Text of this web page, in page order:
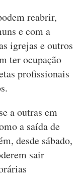
reabrir,
e com a
igrejas e outros
ter ocupação
profissionais
a outras em
a saída de
desde sábado,
sair